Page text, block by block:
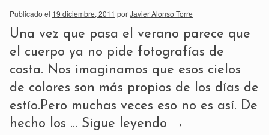
Publicado el 19 diciembre, 2011 porJavier Alonso Torre
Una vez que pasa el verano parece que
el cuerpo ya no pide fotografías de
costa. Nos imaginamos que esos cielos
de colores son más propios de los días de
estío.Pero muchas veces eso no es así. De
hecho los … Sigue leyendo →